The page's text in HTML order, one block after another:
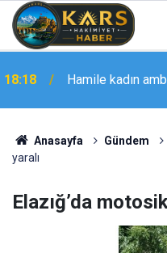
18:18 Hamile kadın
Anasayfa Gündem
yaralı
Elazığ’da